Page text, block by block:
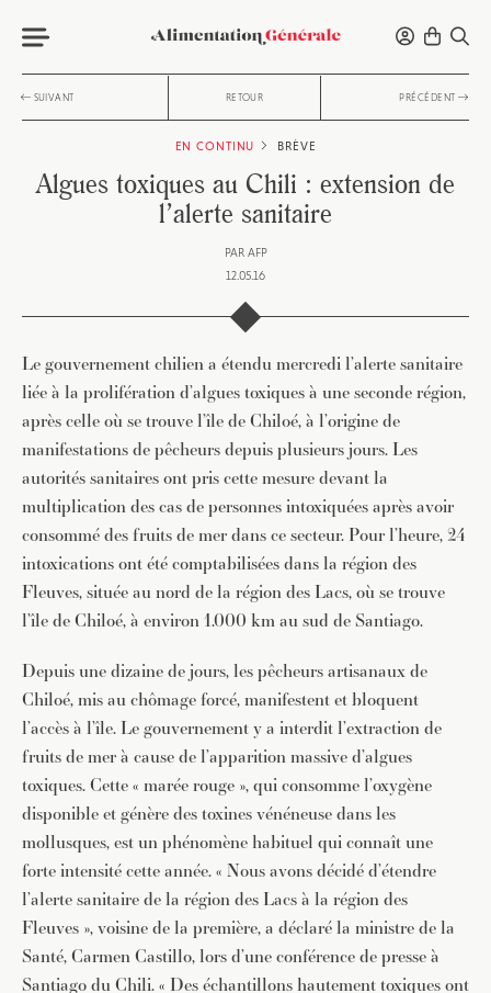
SUIVANT RETOUR PRÉCÉDENT
EN CONTINU BRÈVE
Algues toxiques au Chili : extension de
l’alerte sanitaire
PAR AFP
12.05.16
Le gouvernement chilien a étendu mercredi l’alerte sanitaire
liée à la prolifération d’algues toxiques à une seconde région,
après celle où se trouve l’île de Chiloé, à l’origine de
manifestations de pêcheurs depuis plusieurs jours. Les
autorités sanitaires ont pris cette mesure devant la
multiplication des cas de personnes intoxiquées après avoir
consommé des fruits de mer dans ce secteur. Pour l’heure, 24
intoxications ont été comptabilisées dans la région des
Fleuves, située au nord de la région des Lacs, où se trouve
l’île de Chiloé, à environ 1.000 km au sud de Santiago.
Depuis une dizaine de jours, les pêcheurs artisanaux de
Chiloé, mis au chômage forcé, manifestent et bloquent
l’accès à l’île. Le gouvernement y a interdit l’extraction de
fruits de mer à cause de l’apparition massive d’algues
toxiques. Cette « marée rouge », qui consomme l’oxygène
disponible et génère des toxines vénéneuse dans les
mollusques, est un phénomène habituel qui connaît une
forte intensité cette année. « Nous avons décidé d’étendre
l’alerte sanitaire de la région des Lacs à la région des
Fleuves », voisine de la première, a déclaré la ministre de la
Santé, Carmen Castillo, lors d’une conférence de presse à
Santiago du Chili. « Des échantillons hautement toxiques ont